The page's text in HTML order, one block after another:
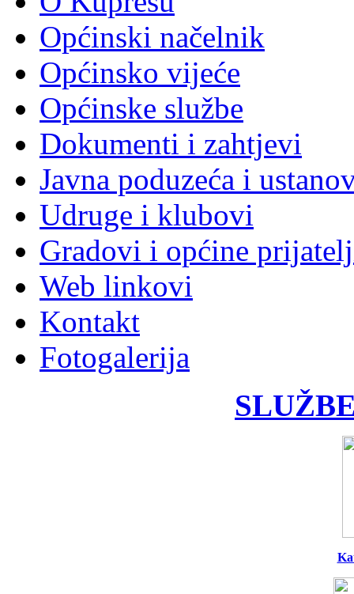
Općinski načelnik
Općinsko vijeće
Općinske službe
Dokumenti i zahtjevi
Javna poduzeća i
Udruge i klubovi
Gradovi i općine
Web linkovi
Kontakt
Fotogalerija